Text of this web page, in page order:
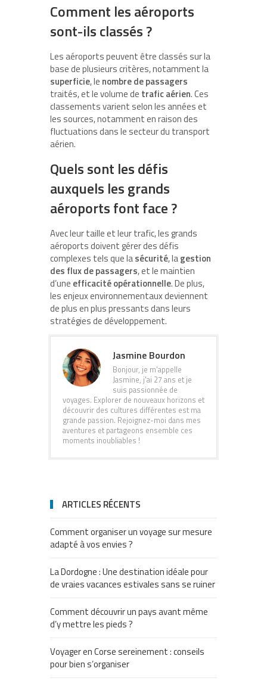
Comment les aéroports
sont-ils classés ?
Les aéroports peuvent être classés sur la
base de plusieurs critères, notamment la
superficie, le nombre de passagers
traités, et le volume de trafic aérien. Ces
classements varient selon les années et
les sources, notamment en raison des
fluctuations dans le secteur du transport
aérien.
Quels sont les défis
auxquels les grands
aéroports font face ?
Avec leur taille et leur trafic, les grands
aéroports doivent gérer des défis
complexes tels que lasécurité, lagestion
des flux de passagers, et le maintien
d’une efficacité opérationnelle. De plus,
les enjeux environnementaux deviennent
de plus en plus pressants dans leurs
stratégies de développement.
Jasmine Bourdon
Bonjour, je m'appelle
Jasmine, j'ai 27 ans et je
suis passionnée de
voyages. Explorer de nouveaux horizons et
découvrir des cultures différentes est ma
grande passion. Rejoignez-moi dans mes
aventures et partageons ensemble ces
moments inoubliables !
ARTICLES RÉCENTS
Comment organiser un voyage sur mesure
adapté à vos envies ?
La Dordogne : Une destination idéale pour
de vraies vacances estivales sans se ruiner
Comment découvrir un pays avant même
d’y mettre les pieds ?
Voyager en Corse sereinement : conseils
pour bien s’organiser